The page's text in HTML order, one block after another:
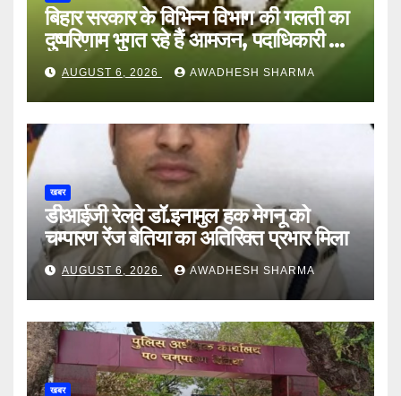
बिहार सरकार के विभिन्न विभाग की गलती का
दुष्परिणाम भुगत रहे हैं आमजन, पदाधिकारी और
अन्य हैं मौन
AUGUST 6, 2026 AWADHESH SHARMA
खबर
डीआईजी रेलवे डॉ.इनामुल हक मेगनू को
चम्पारण रेंज बेतिया का अतिरिक्त प्रभार मिला
AUGUST 6, 2026 AWADHESH SHARMA
खबर